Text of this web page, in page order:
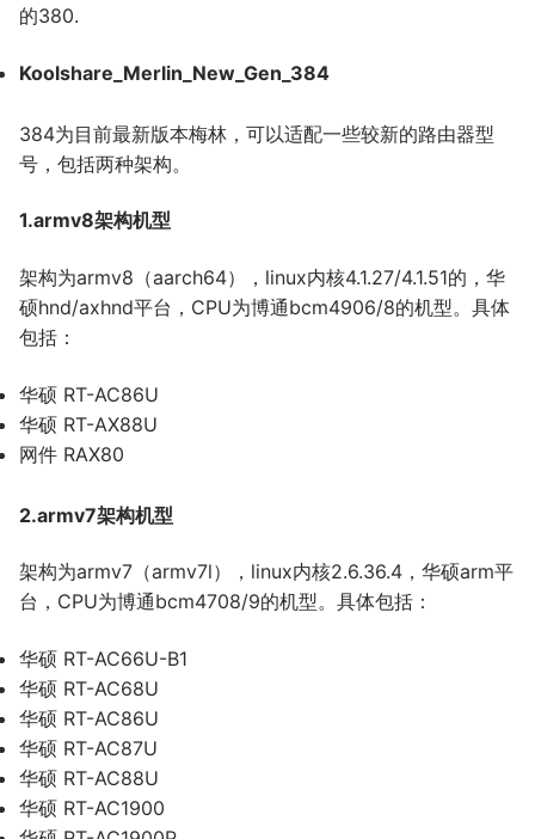
的380.
Koolshare_Merlin_New_Gen_384
384为目前最新版本梅林，可以适配一些较新的路由器型
号，包括两种架构。
1.armv8架构机型
架构为armv8（aarch64），linux内核4.1.27/4.1.51的，华
硕hnd/axhnd平台，CPU为博通bcm4906/8的机型。具体
包括：
华硕 RT-AC86U
华硕 RT-AX88U
网件 RAX80
2.armv7架构机型
架构为armv7（armv7l），linux内核2.6.36.4，华硕arm平
台，CPU为博通bcm4708/9的机型。具体包括：
华硕 RT-AC66U-B1
华硕 RT-AC68U
华硕 RT-AC86U
华硕 RT-AC87U
华硕 RT-AC88U
华硕 RT-AC1900